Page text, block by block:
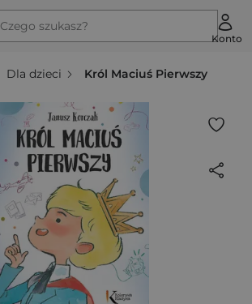
Czego szukasz?
Konto
Dla dzieci Król Maciuś Pierwszy